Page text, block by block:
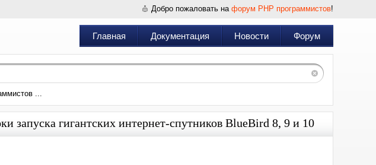
Добро пожаловать на форум PHP программистов!
Главная Документация Новости Форум
...
запуска гигантских интернет-спутников BlueBird 8, 9 и 10